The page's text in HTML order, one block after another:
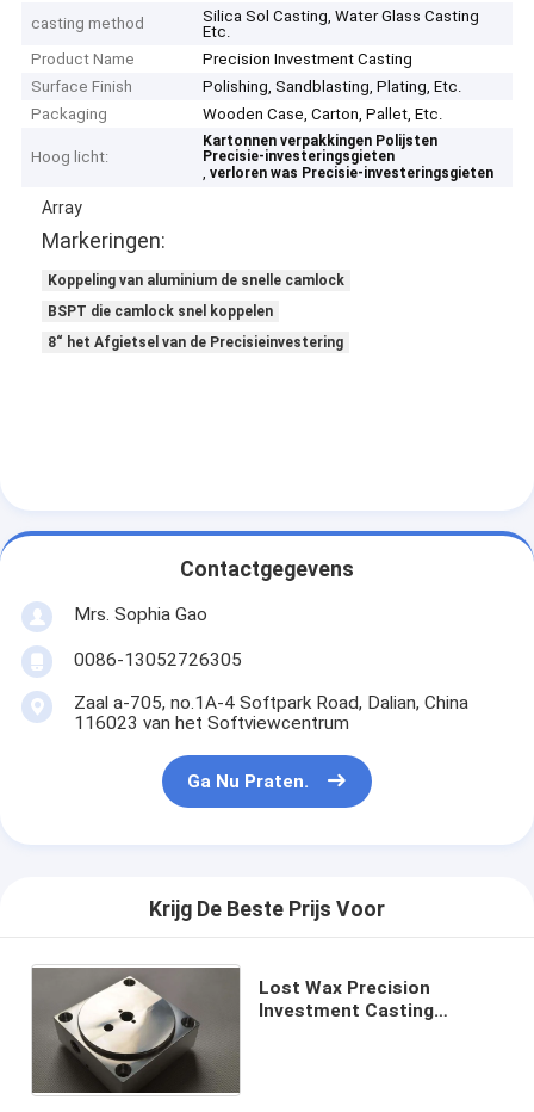
casting method
Silica Sol Casting, Water Glass Casting
Etc.
Product Name
Precision Investment Casting
Surface Finish
Polishing, Sandblasting, Plating, Etc.
Packaging
Wooden Case, Carton, Pallet, Etc.
Hoog licht:
Kartonnen verpakkingen Polijsten
Precisie-investeringsgieten
,verloren was Precisie-investeringsgieten
Array
Markeringen:
Koppeling van aluminium de snelle camlock
BSPT die camlock snel koppelen
8“ het Afgietsel van de Precisieinvestering
Contactgegevens
Mrs. Sophia Gao
0086-13052726305
Zaal a-705, no.1A-4 Softpark Road, Dalian, China
116023 van het Softviewcentrum
Ga Nu Praten.
Krijg De Beste Prijs Voor
Lost Wax Precision
Investment Casting